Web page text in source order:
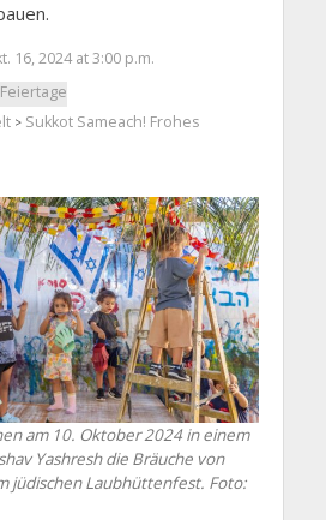
16, 2024 at 3:00 p.m.
> Sukkot Sameach! Frohes
am 10. Oktober 2024 in einem
Yashresh die Bräuche von
jüdischen Laubhüttenfest. Foto: